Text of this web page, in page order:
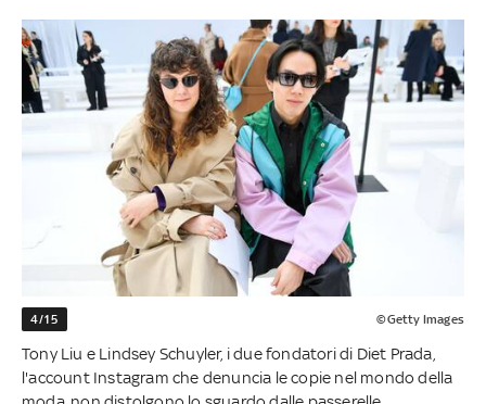
4/15 ©Getty Images
Tony Liu e Lindsey Schuyler, i due fondatori di Diet Prada,
l'account Instagram che denuncia le copie nel mondo della